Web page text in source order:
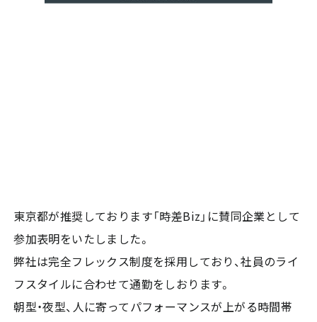
東京都が推奨しております「時差Biz」に賛同企業として
参加表明をいたしました。
弊社は完全フレックス制度を採用しており、社員のライ
フスタイルに合わせて通勤をしおります。
朝型・夜型、人に寄ってパフォーマンスが上がる時間帯